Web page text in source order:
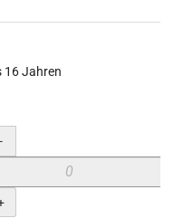
16 Jahren
-